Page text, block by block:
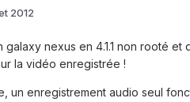
2012
galaxy nexus en 4.1.1 non rooté
la vidéo enregistrée !
un enregistrement audio seul